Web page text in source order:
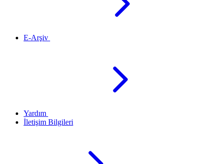
E-Arşiv
Yardım
İletişim Bilgileri